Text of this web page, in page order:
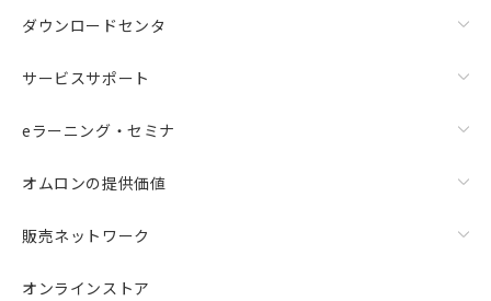
ダウンロードセンタ
サービスサポート
eラーニング・セミナ
オムロンの提供価値
販売ネットワーク
オンラインストア